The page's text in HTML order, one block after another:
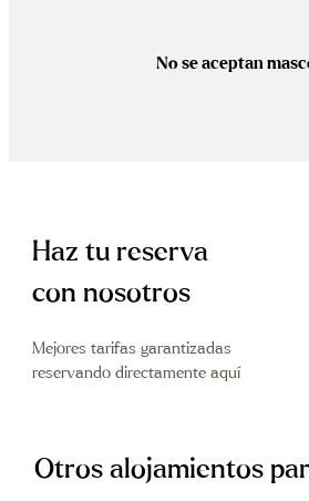
No se aceptan
Haz tu reserva
con nosotros
Mejores tarifas garantizadas
reservando directamente aquí
Otros alojamientos